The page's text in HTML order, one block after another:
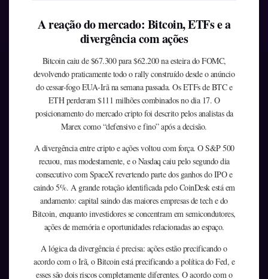
A reação do mercado: Bitcoin, ETFs e a
divergência com ações
Bitcoin caiu de $67.300 para $62.200 na esteira do FOMC,
devolvendo praticamente todo o rally construído desde o anúncio
do cessar-fogo EUA-Irã na semana passada. Os ETFs de BTC e
ETH perderam $111 milhões combinados no dia 17. O
posicionamento do mercado cripto foi descrito pelos analistas da
Marex como “defensivo e fino” após a decisão.
A divergência entre cripto e ações voltou com força. O S&P 500
recuou, mas modestamente, e o Nasdaq caiu pelo segundo dia
consecutivo com SpaceX revertendo parte dos ganhos do IPO e
caindo 5%. A grande rotação identificada pelo CoinDesk está em
andamento: capital saindo das maiores empresas de tech e do
Bitcoin, enquanto investidores se concentram em semicondutores,
ações de memória e oportunidades relacionadas ao espaço.
A lógica da divergência é precisa: ações estão precificando o
acordo com o Irã, o Bitcoin está precificando a política do Fed, e
esses são dois riscos completamente diferentes. O acordo com o